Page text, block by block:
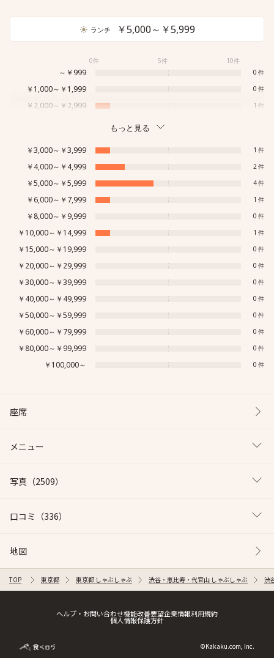
ランチ ￥5,000～￥5,999
0件 5件 10件
～￥999 0
￥1,000～￥1,999 0
￥2,000～￥2,999 1
もっと見る
￥3,000～￥3,999 1
￥4,000～￥4,999 2
￥5,000～￥5,999 4
￥6,000～￥7,999 1
￥8,000～￥9,999 0
￥10,000～￥14,999 1
￥15,000～￥19,999 0
￥20,000～￥29,999 0
￥30,000～￥39,999 0
￥40,000～￥49,999 0
￥50,000～￥59,999 0
￥60,000～￥79,999 0
￥80,000～￥99,999 0
￥100,000～ 0
座席
メニュー
写真 （2509）
口コミ （336）
地図
TOP 東京都 東京都 しゃぶしゃぶ 渋谷・恵比寿・代官山 しゃぶしゃぶ 渋
ヘルプ・お問い合わせ機能改善要望企業情報利用規約
個人情報保護方針
©Kakaku.com, Inc.